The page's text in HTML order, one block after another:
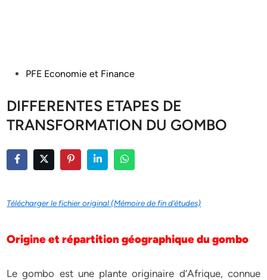
PostedPFE Economie et Finance
DIFFERENTES ETAPES DE
TRANSFORMATION DU GOMBO
Télécharger le fichier original (Mémoire de fin d’études)
Origine et répartition géographique du gombo
Le gombo est une plante originaire d’Afrique, connue